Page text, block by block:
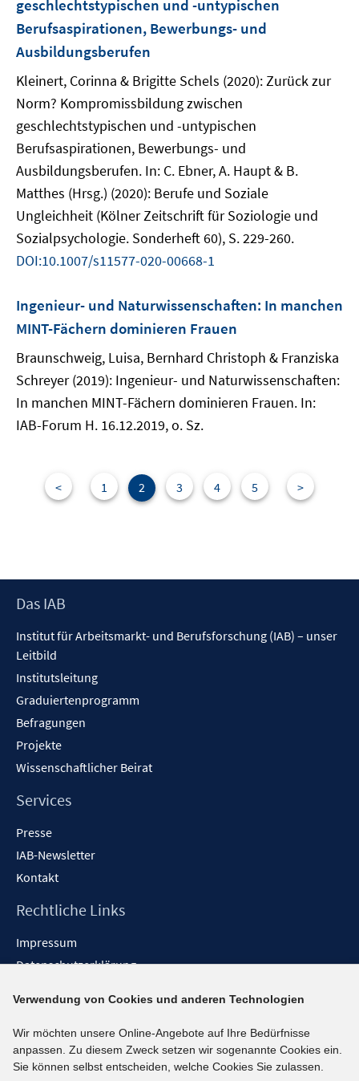
geschlechtstypischen und -untypischen
Berufsaspirationen, Bewerbungs- und
Ausbildungsberufen
Kleinert, Corinna & Brigitte Schels (2020): Zurück zur
Norm? Kompromissbildung zwischen
geschlechtstypischen und -untypischen
Berufsaspirationen, Bewerbungs- und
Ausbildungsberufen. In: C. Ebner, A. Haupt & B.
Matthes (Hrsg.) (2020): Berufe und Soziale
Ungleichheit (Kölner Zeitschrift für Soziologie und
Sozialpsychologie. Sonderheft 60), S. 229-260.
DOI:10.1007/s11577-020-00668-1
Ingenieur- und Naturwissenschaften: In manchen
MINT-Fächern dominieren Frauen
Braunschweig, Luisa, Bernhard Christoph & Franziska
Schreyer (2019): Ingenieur- und Naturwissenschaften:
In manchen MINT-Fächern dominieren Frauen. In:
IAB-Forum H. 16.12.2019, o. Sz.
< 1 2 3 4 5 >
Footer
Das IAB
Institut für Arbeitsmarkt- und Berufsforschung (IAB) – unser
Leitbild
Institutsleitung
Graduiertenprogramm
Befragungen
Projekte
Wissenschaftlicher Beirat
Services
Presse
IAB-Newsletter
Kontakt
Rechtliche Links
Impressum
Datenschutzerklärung
Barrieren melden
Social-Media-Kanäle
BlueSky
Verwendung von Cookies und anderen Technologien
Wir möchten unsere Online-Angebote auf Ihre Bedürfnisse
anpassen. Zu diesem Zweck setzen wir sogenannte Cookies ein.
Sie können selbst entscheiden, welche Cookies Sie zulassen.